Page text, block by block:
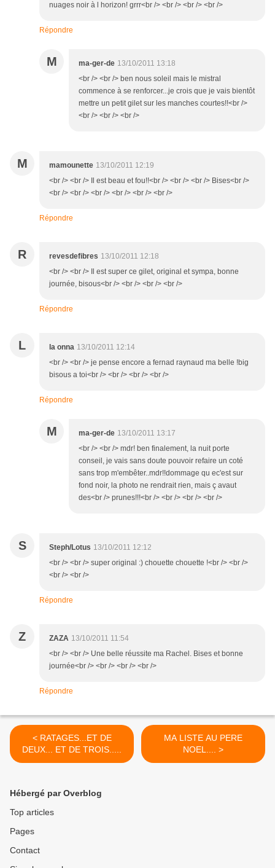
nuages noir à l horizon! grrr<br /> <br /> <br /> <br />
Répondre
M ma-ger-de 13/10/2011 13:18
<br /> <br /> ben nous soleil mais le mistral
commence à se renforcer...je crois que je vais bientôt
mettre un petit gilet sur les manches courtes!!<br />
<br /> <br /> <br />
M mamounette 13/10/2011 12:19
<br /> <br /> Il est beau et fou!!<br /> <br /> <br /> Bises<br />
<br /> <br /> <br /> <br /> <br /> <br />
Répondre
R revesdefibres 13/10/2011 12:18
<br /> <br /> Il est super ce gilet, original et sympa, bonne
journée, bisous<br /> <br /> <br /> <br />
Répondre
L la onna 13/10/2011 12:14
<br /> <br /> je pense encore a fernad raynaud ma belle !big
bisous a toi<br /> <br /> <br /> <br />
Répondre
M ma-ger-de 13/10/2011 13:17
<br /> <br /> mdr! ben finalement, la nuit porte
conseil, je vais sans doute pouvoir refaire un coté
sans trop m'embêter..mdr!!dommage qu ec'est sur
fond noir, la photo ne rendrait rien, mais ç avaut
des<br /> prunes!!!<br /> <br /> <br /> <br />
S Steph/Lotus 13/10/2011 12:12
<br /> <br /> super original :) chouette chouette !<br /> <br />
<br /> <br />
Répondre
Z ZAZA 13/10/2011 11:54
<br /> <br /> Une belle réussite ma Rachel. Bises et bonne
journée<br /> <br /> <br /> <br />
Répondre
< RATAGES...ET DE
DEUX... ET DE TROIS.....
MA LISTE AU PERE
NOEL.... >
Hébergé par Overblog
Top articles
Pages
Contact